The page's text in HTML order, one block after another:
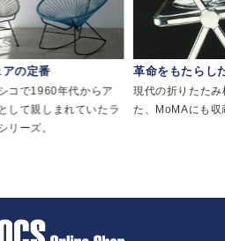
アの定番
コで1960年代からア
して親しまれていたラ
リーズ。
革命をもたらし
現代の折りたた
た、MoMAにも収